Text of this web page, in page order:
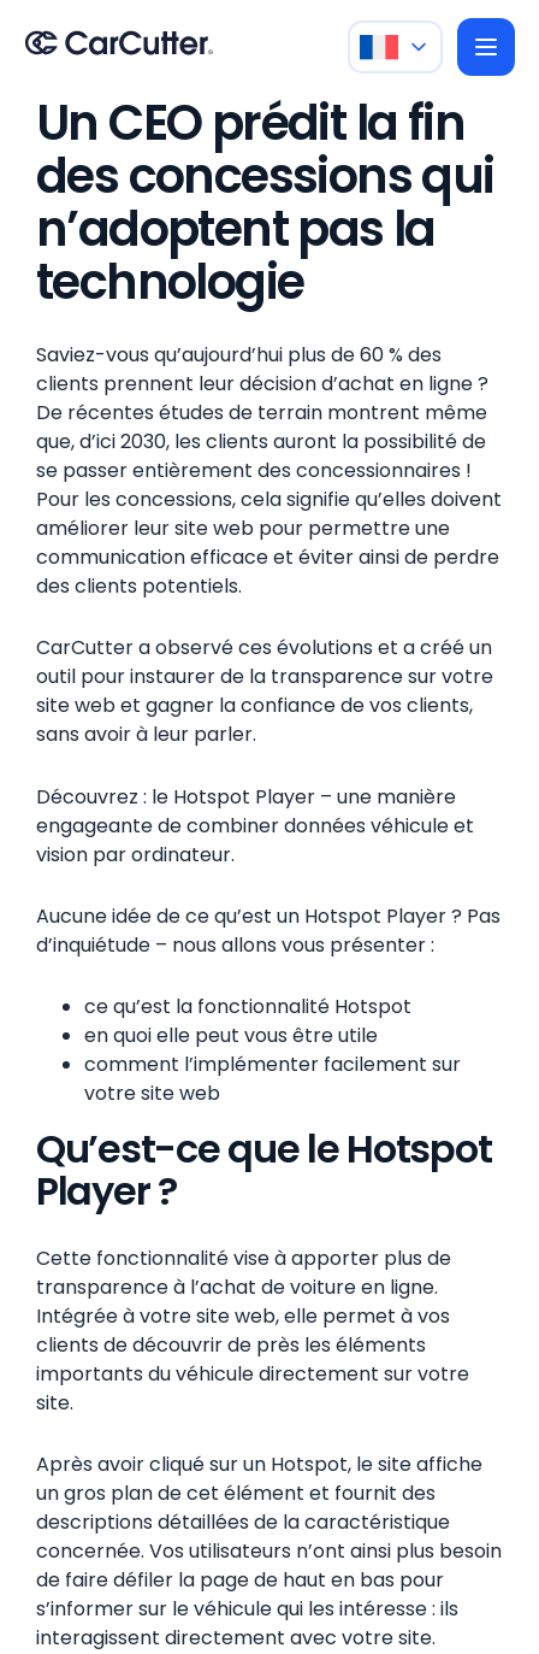
Un CEO prédit la fin
des concessions qui
n’adoptent pas la
technologie
Saviez-vous qu’aujourd’hui plus de 60 % des
clients prennent leur décision d’achat en ligne ?
De récentes études de terrain montrent même
que, d’ici 2030, les clients auront la possibilité de
se passer entièrement des concessionnaires !
Pour les concessions, cela signifie qu’elles doivent
améliorer leur site web pour permettre une
communication efficace et éviter ainsi de perdre
des clients potentiels.
CarCutter a observé ces évolutions et a créé un
outil pour instaurer de la transparence sur votre
site web et gagner la confiance de vos clients,
sans avoir à leur parler.
Découvrez : le Hotspot Player – une manière
engageante de combiner données véhicule et
vision par ordinateur.
Aucune idée de ce qu’est un Hotspot Player ? Pas
d’inquiétude – nous allons vous présenter :
ce qu’est la fonctionnalité Hotspot
en quoi elle peut vous être utile
comment l’implémenter facilement sur
votre site web
Qu’est-ce que le Hotspot
Player ?
Cette fonctionnalité vise à apporter plus de
transparence à l’achat de voiture en ligne.
Intégrée à votre site web, elle permet à vos
clients de découvrir de près les éléments
importants du véhicule directement sur votre
site.
Après avoir cliqué sur un Hotspot, le site affiche
un gros plan de cet élément et fournit des
descriptions détaillées de la caractéristique
concernée. Vos utilisateurs n’ont ainsi plus besoin
de faire défiler la page de haut en bas pour
s’informer sur le véhicule qui les intéresse : ils
interagissent directement avec votre site.